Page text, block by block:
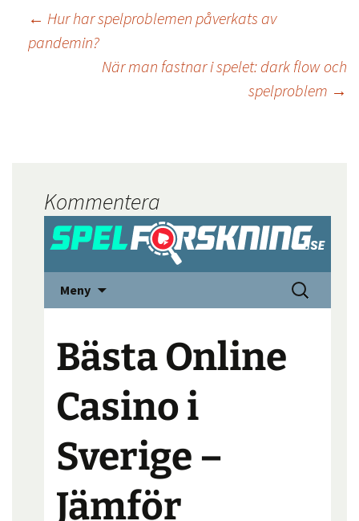
← Hur har spelproblemen påverkats av
pandemin?
När man fastnar i spelet: dark flow och
spelproblem →
Kommentera